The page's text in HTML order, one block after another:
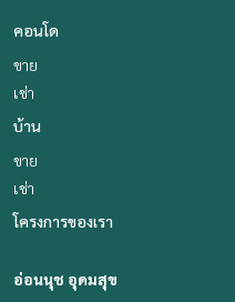
คอนโด
ขาย
เช่า
บ้าน
ขาย
เช่า
โครงการของเรา
อ่อนนุช อุดมสุข